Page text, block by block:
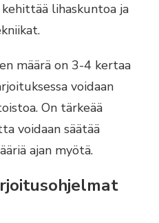
lihaskuntoa ja
määrä on 3-4 kertaa
voidaan
On tärkeää
voidaan säätää
ajan myötä.